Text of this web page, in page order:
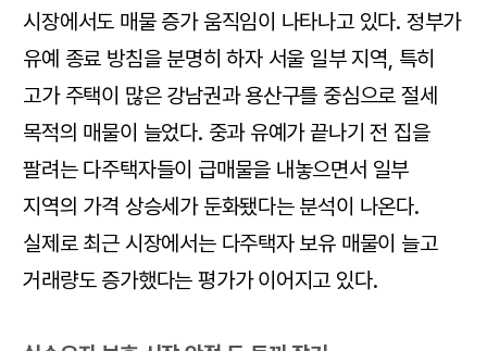
시장에서도 매물 증가 움직임이 나타나고 있다. 정부가
유예 종료 방침을 분명히 하자 서울 일부 지역, 특히
고가 주택이 많은 강남권과 용산구를 중심으로 절세
목적의 매물이 늘었다. 중과 유예가 끝나기 전 집을
팔려는 다주택자들이 급매물을 내놓으면서 일부
지역의 가격 상승세가 둔화됐다는 분석이 나온다.
실제로 최근 시장에서는 다주택자 보유 매물이 늘고
거래량도 증가했다는 평가가 이어지고 있다.